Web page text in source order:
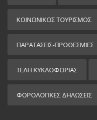
ΚΟΙΝΩΝΙΚΟΣ ΤΟΥΡΙΣΜΟΣ
ΠΑΡΑΤΑΣΕΙΣ-ΠΡΟΘΕΣΜΙΕΣ
ΤΕΛΗ ΚΥΚΛΟΦΟΡΙΑΣ
ΦΟΡΟΛΟΓΙΚΕΣ ΔΗΛΩΣΕΙΣ